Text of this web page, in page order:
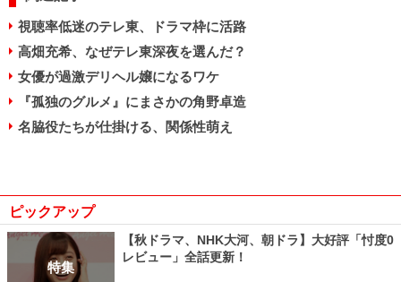
視聴率低迷のテレ東、ドラマ枠に活路
高畑充希、なぜテレ東深夜を選んだ？
女優が過激デリヘル嬢になるワケ
『孤独のグルメ』にまさかの角野卓造
名脇役たちが仕掛ける、関係性萌え
ピックアップ
特集
【秋ドラマ、NHK大河、朝ドラ】大好評「忖度0
レビュー」全話更新！